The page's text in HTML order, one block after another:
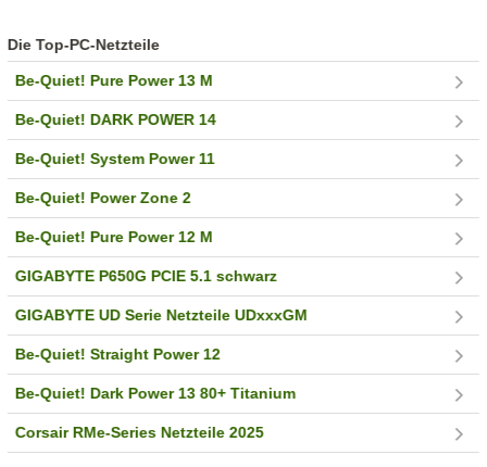
Die Top-PC-Netzteile
Be-Quiet! Pure Power 13 M
Be-Quiet! DARK POWER 14
Be-Quiet! System Power 11
Be-Quiet! Power Zone 2
Be-Quiet! Pure Power 12 M
GIGABYTE P650G PCIE 5.1 schwarz
GIGABYTE UD Serie Netzteile UDxxxGM
Be-Quiet! Straight Power 12
Be-Quiet! Dark Power 13 80+ Titanium
Corsair RMe-Series Netzteile 2025